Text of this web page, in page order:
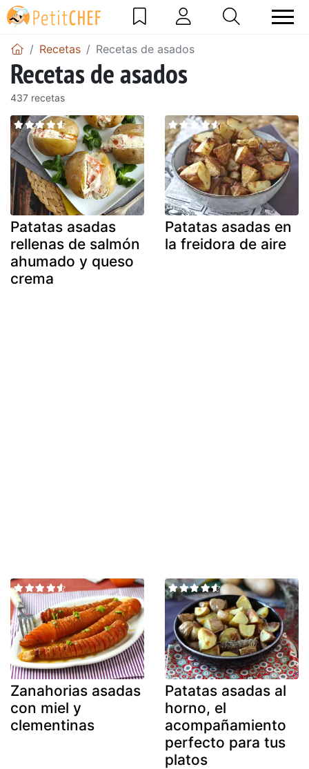
Recetas Recetas de asados
Recetas de asados
437 recetas
Patatas asadas
rellenas de salmón
ahumado y queso
crema
Patatas asadas en
la freidora de aire
Zanahorias asadas
con miel y
clementinas
Patatas asadas al
horno, el
acompañamiento
perfecto para tus
platos